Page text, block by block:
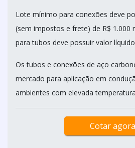
Lote mínimo para conexões deve
(sem impostos e frete) de R$ 1.000
para tubos deve possuir valor
Os tubos e conexões de aço
mercado para aplicação em
ambientes com elevada
Cotar agora